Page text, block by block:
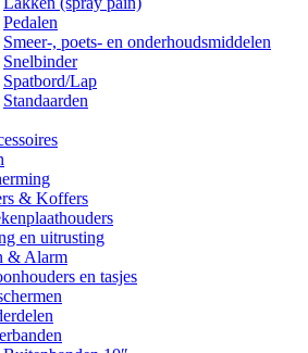
Pedalen
Smeer-, poets- en onderhoudsmiddelen
Snelbinder
Spatbord/Lap
Standaarden
& Koffers
en uitrusting
& Alarm
en tasjes